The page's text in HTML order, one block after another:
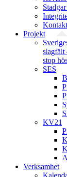
Kontakt
Projekt
stop
SES
KV21
Verksamhet